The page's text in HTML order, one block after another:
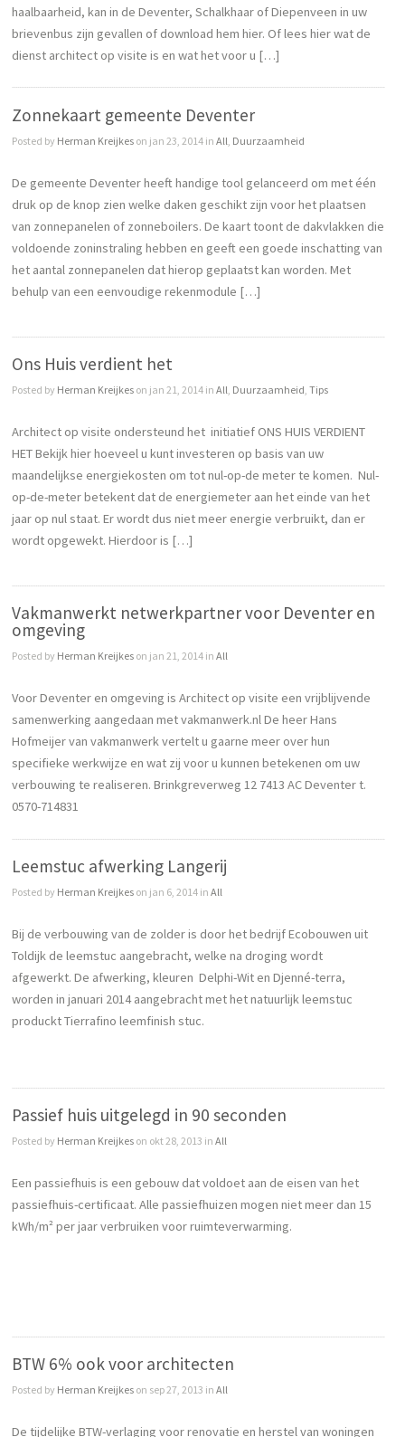
haalbaarheid, kan in de Deventer, Schalkhaar of Diepenveen in uw
brievenbus zijn gevallen of download hem hier. Of lees hier wat de
dienst architect op visite is en wat het voor u […]
Zonnekaart gemeente Deventer
Posted by Herman Kreijkes on jan 23, 2014 inAll, Duurzaamheid
De gemeente Deventer heeft handige tool gelanceerd om met één
druk op de knop zien welke daken geschikt zijn voor het plaatsen
van zonnepanelen of zonneboilers. De kaart toont de dakvlakken die
voldoende zoninstraling hebben en geeft een goede inschatting van
het aantal zonnepanelen dat hierop geplaatst kan worden. Met
behulp van een eenvoudige rekenmodule […]
Ons Huis verdient het
Posted by Herman Kreijkes on jan 21, 2014 inAll, Duurzaamheid,Tips
Architect op visite ondersteund het initiatief ONS HUIS VERDIENT
HET Bekijk hier hoeveel u kunt investeren op basis van uw
maandelijkse energiekosten om tot nul-op-de meter te komen. Nul-
op-de-meter betekent dat de energiemeter aan het einde van het
jaar op nul staat. Er wordt dus niet meer energie verbruikt, dan er
wordt opgewekt. Hierdoor is […]
Vakmanwerkt netwerkpartner voor Deventer en
omgeving
Posted by Herman Kreijkes on jan 21, 2014 inAll
Voor Deventer en omgeving is Architect op visite een vrijblijvende
samenwerking aangedaan met vakmanwerk.nl De heer Hans
Hofmeijer van vakmanwerk vertelt u gaarne meer over hun
specifieke werkwijze en wat zij voor u kunnen betekenen om uw
verbouwing te realiseren. Brinkgreverweg 12 7413 AC Deventer t.
0570-714831
Leemstuc afwerking Langerij
Posted by Herman Kreijkes on jan 6, 2014 inAll
Bij de verbouwing van de zolder is door het bedrijf Ecobouwen uit
Toldijk de leemstuc aangebracht, welke na droging wordt
afgewerkt. De afwerking, kleuren Delphi-Wit en Djenné-terra,
worden in januari 2014 aangebracht met het natuurlijk leemstuc
produckt Tierrafino leemfinish stuc.
Passief huis uitgelegd in 90 seconden
Posted by Herman Kreijkes on okt 28, 2013 inAll
Een passiefhuis is een gebouw dat voldoet aan de eisen van het
passiefhuis-certificaat. Alle passiefhuizen mogen niet meer dan 15
kWh/m² per jaar verbruiken voor ruimteverwarming.
BTW 6% ook voor architecten
Posted by Herman Kreijkes on sep 27, 2013 inAll
De tijdelijke BTW-verlaging voor renovatie en herstel van woningen